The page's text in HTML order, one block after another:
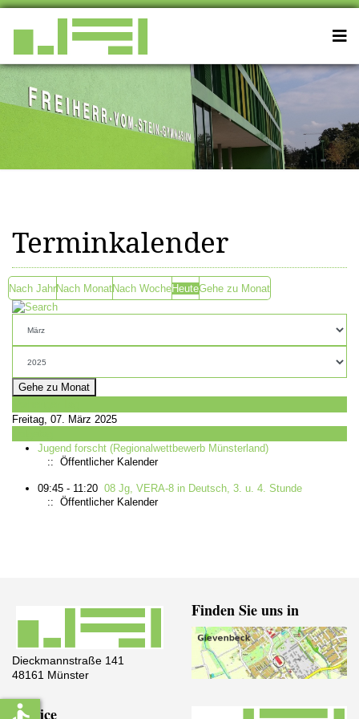
Terminkalender
Nach JahrNach MonatNach WocheHeuteGehe zu Monat
Gehe zu Monat
Freitag, 07. März 2025
Jugend forscht (Regionalwettbewerb Münsterland)
:: Öffentlicher Kalender
09:45 - 11:20 08 Jg, VERA-8 in Deutsch, 3. u. 4. Stunde
:: Öffentlicher Kalender
Dieckmannstraße 141
48161 Münster
Finden Sie uns in
Service